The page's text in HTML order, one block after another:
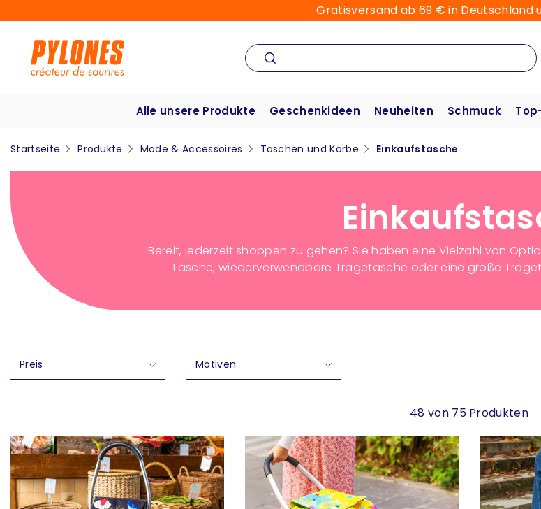
Gratisversand ab 69 € in Deutschland
Alle unsere Produkte Geschenkideen Neuheiten Schmuck
Startseite Produkte Mode & Accessoires Taschen und Körbe Einkaufstasche
Bereit, jederzeit shoppen zu gehen? Sie haben eine Vielzahl von
Tasche, wiederverwendbare Tragetasche oder eine große
Preis Motiven
48 von 75 Produkten